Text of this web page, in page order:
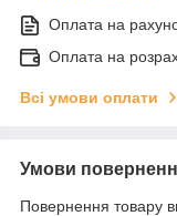
Оплата на
Оплата на
Всі умови оплати
Умови
Повернення товару